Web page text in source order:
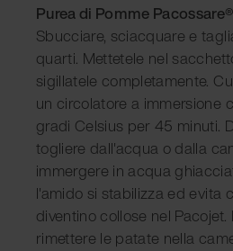
Purea di Pomme
Sbucciare, sciacquare e
quarti. Mettetele nel
sigillatele completamente.
un circolatore a immersione
gradi Celsius per 45 minuti.
togliere dall'acqua o dalla
immergere in acqua
l'amido si stabilizza ed evita
diventino collose nel
rimettere le patate nella